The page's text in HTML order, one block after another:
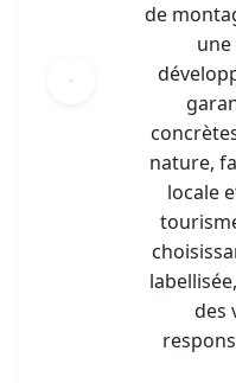
de
nature,
locale
des